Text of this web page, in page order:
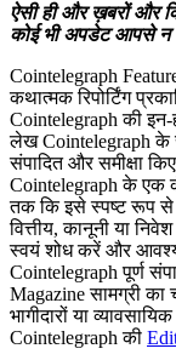
ऐसी ही और ख़बरों और
कोई भी अपडेट आपसे
Cointelegraph
कथात्मक रिपोर्टिंग
Cointelegraph की इन-
लेख Cointelegraph के
संपादित और समीक्षा
Cointelegraph के एक
तक कि इसे स्पष्ट रूप से
वित्तीय, कानूनी या
स्वयं शोध करें और
Cointelegraph पूर्ण
Magazine सामग्री का
भागीदारों या
Cointelegraph की